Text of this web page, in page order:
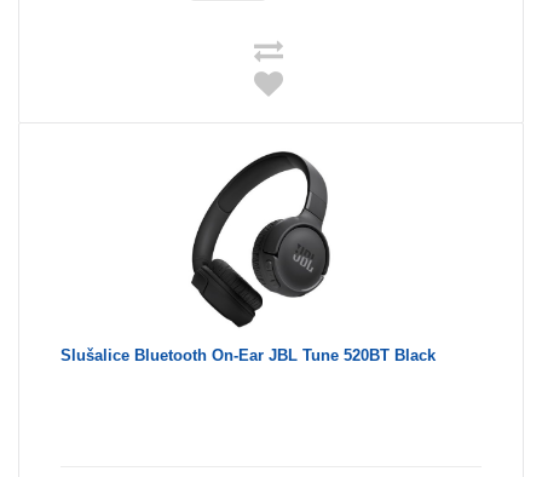
Slušalice Bluetooth On-Ear JBL Tune 520BT Black